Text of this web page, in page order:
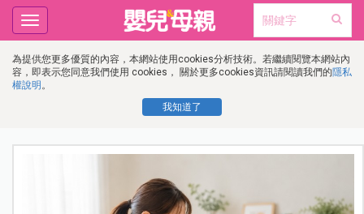
為提供您更多優質的內容，本網站使用cookies分析技術。若繼續閱覽本網站內
容，即表示您同意我們使用 cookies， 關於更多cookies資訊請閱讀我們的隱私
權說明 。
我知道了
Toggle
navigation